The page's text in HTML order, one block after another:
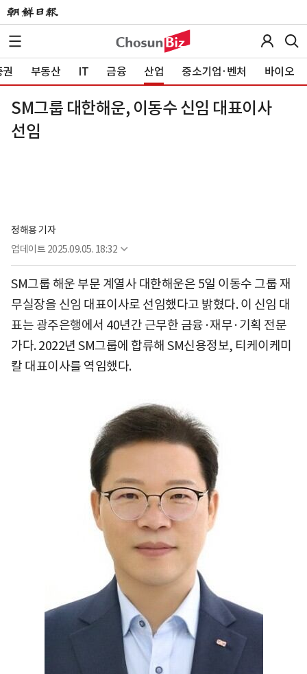
부동산 IT 금융 산업 중소기업·벤처 바이오
SM그룹 대한해운, 이동수 신임 대표이사
선임
정해용 기자
업데이트 2025.09.05. 18:32
SM그룹 해운 부문 계열사 대한해운은 5일 이동수 그룹 재
무실장을 신임 대표이사로 선임했다고 밝혔다. 이 신임 대
표는 광주은행에서 40년간 근무한 금융·재무·기획 전문
가다. 2022년 SM그룹에 합류해 SM신용정보, 티케이케미
칼 대표이사를 역임했다.